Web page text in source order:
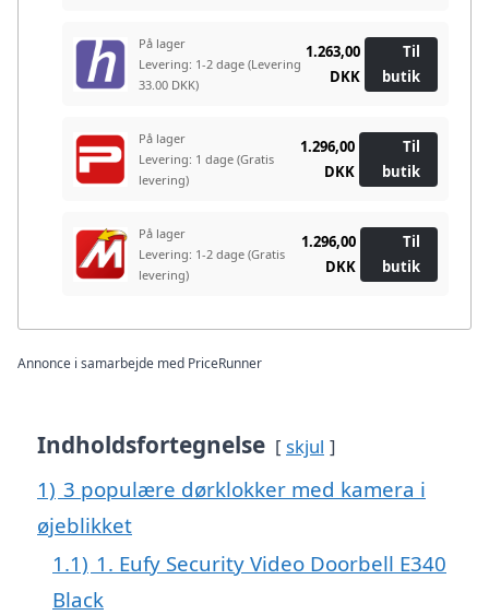
På lager
Levering: 1-2 dage (Levering
33.00 DKK)
1.263,00
DKK
Til
butik
På lager
Levering: 1 dage (Gratis
levering)
1.296,00
DKK
Til
butik
På lager
Levering: 1-2 dage (Gratis
levering)
1.296,00
DKK
Til
butik
Annonce i samarbejde med PriceRunner
Indholdsfortegnelse skjul
1) 3 populære dørklokker med kamera i
øjeblikket
1.1) 1. Eufy Security Video Doorbell E340
Black